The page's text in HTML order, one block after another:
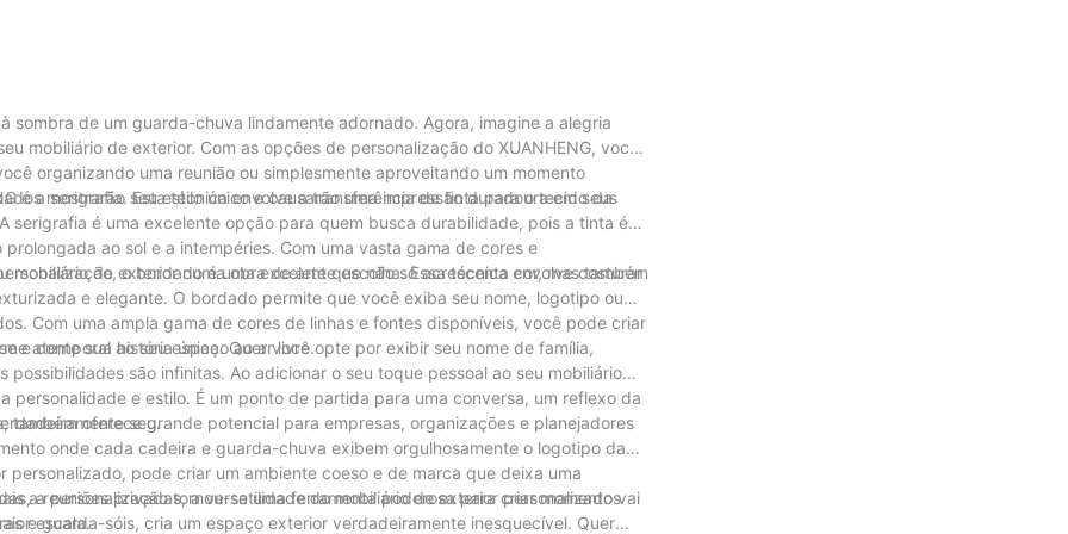
sombra de um guarda-chuva lindamente adornado. Agora, imagine a alegria
mobiliário de exterior. Com as opções de personalização do XUANHENG, você
organizando uma reunião ou simplesmente aproveitando um momento
mostrarão seu estilo único e causarão uma impressão duradoura em seus
é a serigrafia. Esta técnica envolve a transferência de tinta para o tecido da
é uma excelente opção para quem busca durabilidade, pois a tinta é
ao sol e a intempéries. Com uma vasta gama de cores e
de exterior numa obra de arte que não só acrescenta cor, mas também
o bordado é uma excelente escolha. Essa técnica envolve costurar
e elegante. O bordado permite que você exiba seu nome, logotipo ou
Com uma ampla gama de cores de linhas e fontes disponíveis, você pode criar
atemporal ao seu espaço ao ar livre.
e conte sua história única. Quer você opte por exibir seu nome de família,
são infinitas. Ao adicionar o seu toque pessoal ao seu mobiliário
e estilo. É um ponto de partida para uma conversa, um reflexo da
seu.
também oferece grande potencial para empresas, organizações e planejadores
onde cada cadeira e guarda-chuva exibem orgulhosamente o logotipo da
pode criar um ambiente coeso e de marca que deixa uma
a reuniões privadas, a versatilidade do mobiliário de exterior personalizado vai
escala.
a personalização tornou-se uma ferramenta poderosa para criar momentos
e guarda-sóis, cria um espaço exterior verdadeiramente inesquecível. Quer